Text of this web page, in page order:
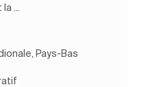
...
Pays-Bas